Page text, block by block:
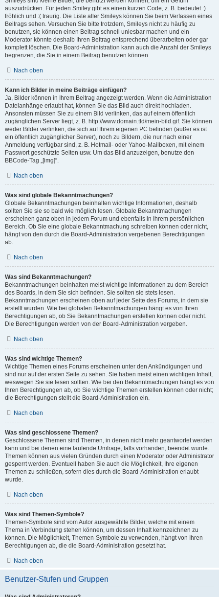
auszudrücken. Für jeden Smiley gibt es einen kurzen Code, z. B. bedeutet :)
fröhlich und :( traurig. Die Liste aller Smileys können Sie beim Verfassen eines
Beitrags sehen. Versuchen Sie bitte trotzdem, Smileys nicht zu häufig zu
benutzen, sie können einen Beitrag schnell unlesbar machen und ein
Moderator könnte deshalb Ihren Beitrag entsprechend überarbeiten oder gar
komplett löschen. Die Board-Administration kann auch die Anzahl der Smileys
begrenzen, die Sie in einem Beitrag benutzen können.
Nach oben
Kann ich Bilder in meine Beiträge einfügen?
Ja, Bilder können in Ihrem Beitrag angezeigt werden. Wenn die Administration
Dateianhänge erlaubt hat, können Sie das Bild auch direkt hochladen.
Ansonsten müssen Sie zu einem Bild verlinken, das auf einem öffentlich
zugänglichen Server liegt, z. B. http://www.domain.tld/mein-bild.gif. Sie können
weder Bilder verlinken, die sich auf Ihrem eigenen PC befinden (außer es ist
ein öffentlich zugänglicher Server), noch zu Bildern, die nur nach einer
Anmeldung verfügbar sind, z. B. Hotmail- oder Yahoo-Mailboxen, mit einem
Passwort geschützte Seiten usw. Um das Bild anzuzeigen, benutze den
BBCode-Tag „[img]“.
Nach oben
Was sind globale Bekanntmachungen?
Globale Bekanntmachungen beinhalten wichtige Informationen, deshalb
sollten Sie sie so bald wie möglich lesen. Globale Bekanntmachungen
erscheinen ganz oben in jedem Forum und ebenfalls in Ihrem persönlichen
Bereich. Ob Sie eine globale Bekanntmachung schreiben können oder nicht,
hängt von den durch die Board-Administration vergebenen Berechtigungen
ab.
Nach oben
Was sind Bekanntmachungen?
Bekanntmachungen beinhalten meist wichtige Informationen zu dem Bereich
des Boards, in dem Sie sich befinden. Sie sollten sie stets lesen.
Bekanntmachungen erscheinen oben auf jeder Seite des Forums, in dem sie
erstellt wurden. Wie bei globalen Bekanntmachungen hängt es von Ihren
Berechtigungen ab, ob Sie Bekanntmachungen erstellen können oder nicht.
Die Berechtigungen werden von der Board-Administration vergeben.
Nach oben
Was sind wichtige Themen?
Wichtige Themen eines Forums erscheinen unter den Ankündigungen und
sind nur auf der ersten Seite zu sehen. Sie haben meist einen wichtigen Inhalt,
weswegen Sie sie lesen sollten. Wie bei den Bekanntmachungen hängt es von
Ihren Berechtigungen ab, ob Sie wichtige Themen erstellen können oder nicht;
die Berechtigungen stellt die Board-Administration ein.
Nach oben
Was sind geschlossene Themen?
Geschlossene Themen sind Themen, in denen nicht mehr geantwortet werden
kann und bei denen eine laufende Umfrage, falls vorhanden, beendet wurde.
Themen können aus vielen Gründen durch einen Moderator oder Administrator
gesperrt werden. Eventuell haben Sie auch die Möglichkeit, Ihre eigenen
Themen zu schließen, sofern dies durch die Board-Administration erlaubt
wurde.
Nach oben
Was sind Themen-Symbole?
Themen-Symbole sind vom Autor ausgewählte Bilder, welche mit einem
Thema in Verbindung stehen können, um dessen Inhalt kennzeichnen zu
können. Die Möglichkeit, Themen-Symbole zu verwenden, hängt von Ihren
Berechtigungen ab, die die Board-Administration gesetzt hat.
Nach oben
Benutzer-Stufen und Gruppen